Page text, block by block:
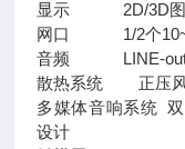
显示 2D/3D图形
网口 1/2个
音频 LINE-out,
散热系统 正压风
多媒体音响系统
设计